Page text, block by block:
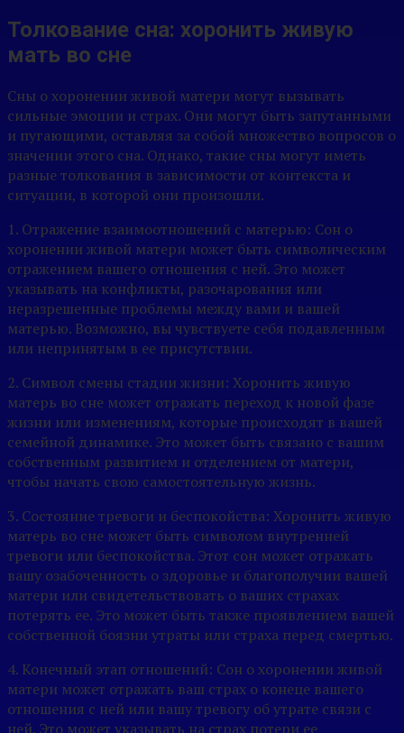
Толкование сна: хоронить живую
мать во сне
Сны о хоронении живой матери могут вызывать
сильные эмоции и страх. Они могут быть запутанными
и пугающими, оставляя за собой множество вопросов о
значении этого сна. Однако, такие сны могут иметь
разные толкования в зависимости от контекста и
ситуации, в которой они произошли.
1. Отражение взаимоотношений с матерью: Сон о
хоронении живой матери может быть символическим
отражением вашего отношения с ней. Это может
указывать на конфликты, разочарования или
неразрешенные проблемы между вами и вашей
матерью. Возможно, вы чувствуете себя подавленным
или непринятым в ее присутствии.
2. Символ смены стадии жизни: Хоронить живую
матерь во сне может отражать переход к новой фазе
жизни или изменениям, которые происходят в вашей
семейной динамике. Это может быть связано с вашим
собственным развитием и отделением от матери,
чтобы начать свою самостоятельную жизнь.
3. Состояние тревоги и беспокойства: Хоронить живую
матерь во сне может быть символом внутренней
тревоги или беспокойства. Этот сон может отражать
вашу озабоченность о здоровье и благополучии вашей
матери или свидетельствовать о ваших страхах
потерять ее. Это может быть также проявлением вашей
собственной боязни утраты или страха перед смертью.
4. Конечный этап отношений: Сон о хоронении живой
матери может отражать ваш страх о конеце вашего
отношения с ней или вашу тревогу об утрате связи с
ней. Это может указывать на страх потери ее